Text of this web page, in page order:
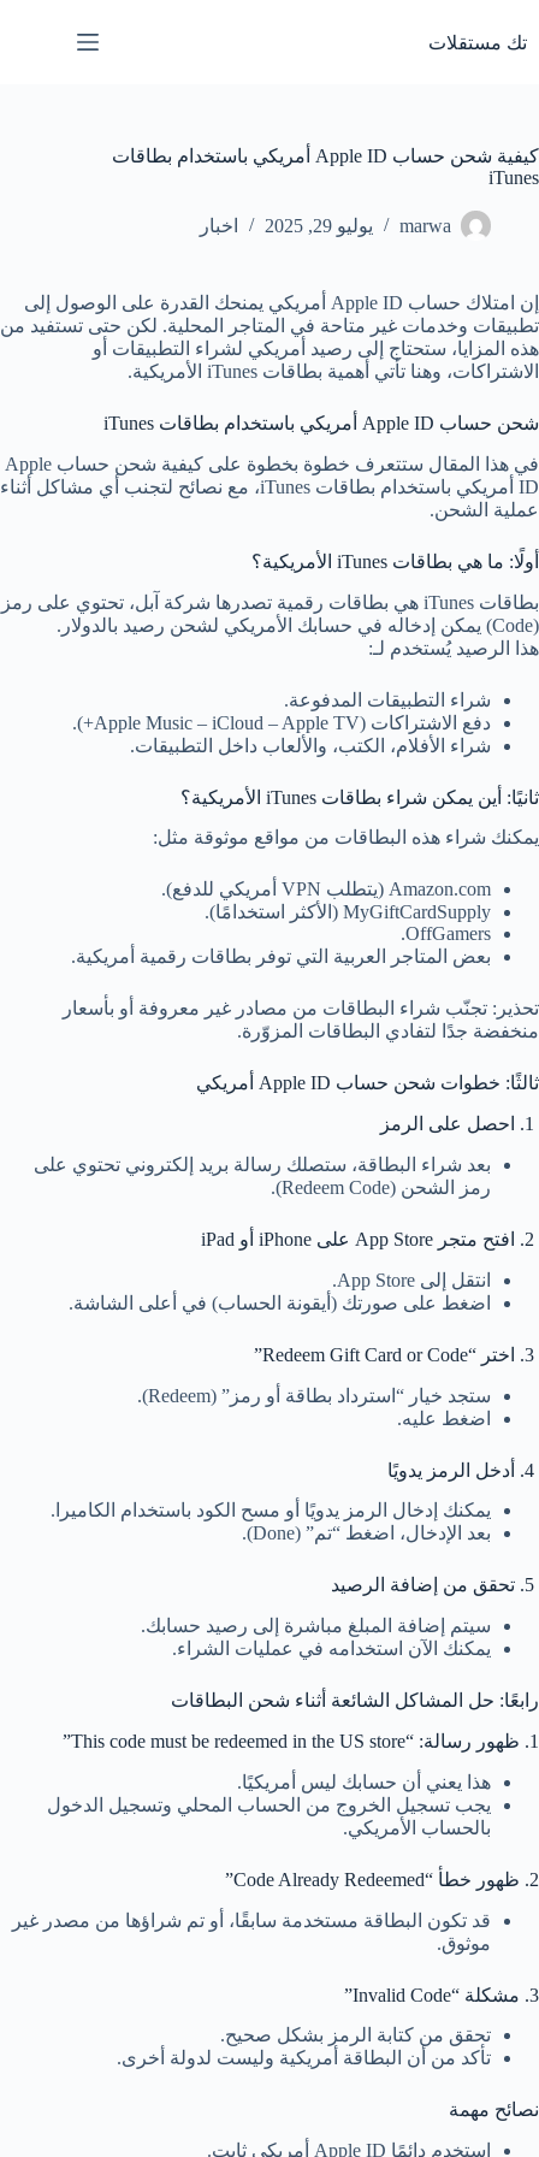
إلى
المحتوى
تك مستقلات
كيفية شحن حساب Apple ID أمريكي باستخدام بطاقات
iTunes
marwa يوليو 29, 2025 اخبار
إن امتلاك حساب Apple ID أمريكي يمنحك القدرة على الوصول إلى
تطبيقات وخدمات غير متاحة في المتاجر المحلية. لكن حتى تستفيد من
هذه المزايا، ستحتاج إلى رصيد أمريكي لشراء التطبيقات أو
الاشتراكات، وهنا تأتي أهمية بطاقات iTunes الأمريكية.
شحن حساب Apple ID أمريكي باستخدام بطاقات iTunes
في هذا المقال ستتعرف خطوة بخطوة على كيفية شحن حساب Apple
ID أمريكي باستخدام بطاقات iTunes، مع نصائح لتجنب أي مشاكل أثناء
عملية الشحن.
أولًا: ما هي بطاقات iTunes الأمريكية؟
بطاقات iTunes هي بطاقات رقمية تصدرها شركة آبل، تحتوي على رمز
(Code) يمكن إدخاله في حسابك الأمريكي لشحن رصيد بالدولار.
هذا الرصيد يُستخدم لـ:
شراء التطبيقات المدفوعة.
دفع الاشتراكات (Apple Music – iCloud – Apple TV+).
شراء الأفلام، الكتب، والألعاب داخل التطبيقات.
ثانيًا: أين يمكن شراء بطاقات iTunes الأمريكية؟
يمكنك شراء هذه البطاقات من مواقع موثوقة مثل:
Amazon.com (يتطلب VPN أمريكي للدفع).
MyGiftCardSupply (الأكثر استخدامًا).
OffGamers.
بعض المتاجر العربية التي توفر بطاقات رقمية أمريكية.
تحذير: تجنّب شراء البطاقات من مصادر غير معروفة أو بأسعار
منخفضة جدًا لتفادي البطاقات المزوّرة.
ثالثًا: خطوات شحن حساب Apple ID أمريكي
بعد شراء البطاقة، ستصلك رسالة بريد إلكتروني تحتوي على
رمز الشحن (Redeem Code).
انتقل إلى App Store.
اضغط على صورتك (أيقونة الحساب) في أعلى الشاشة.
ستجد خيار “استرداد بطاقة أو رمز” (Redeem).
اضغط عليه.
يمكنك إدخال الرمز يدويًا أو مسح الكود باستخدام الكاميرا.
بعد الإدخال، اضغط “تم” (Done).
سيتم إضافة المبلغ مباشرة إلى رصيد حسابك.
يمكنك الآن استخدامه في عمليات الشراء.
رابعًا: حل المشاكل الشائعة أثناء شحن البطاقات
1. ظهور رسالة: “This code must be redeemed in the US store”
هذا يعني أن حسابك ليس أمريكيًا.
يجب تسجيل الخروج من الحساب المحلي وتسجيل الدخول
بالحساب الأمريكي.
2. ظهور خطأ “Code Already Redeemed”
قد تكون البطاقة مستخدمة سابقًا، أو تم شراؤها من مصدر غير
موثوق.
3. مشكلة “Invalid Code”
تحقق من كتابة الرمز بشكل صحيح.
تأكد من أن البطاقة أمريكية وليست لدولة أخرى.
نصائح مهمة
استخدم دائمًا Apple ID أمريكي ثابت.